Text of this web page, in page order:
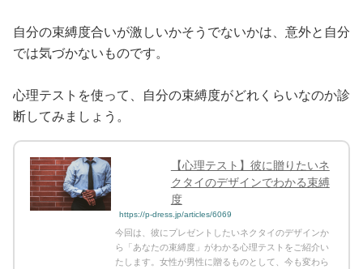
自分の束縛度合いが激しいかそうでないかは、意外と自分
では気づかないものです。
心理テストを使って、自分の束縛度がどれくらいなのか診
断してみましょう。
【心理テスト】彼に贈りたいネ
クタイのデザインでわかる束縛
度
https://p-dress.jp/articles/6069
今回は、彼にプレゼントしたいネクタイのデザインか
ら「あなたの束縛度」がわかる心理テストをご紹介い
たします。女性が男性に贈るものとして、今も変わら